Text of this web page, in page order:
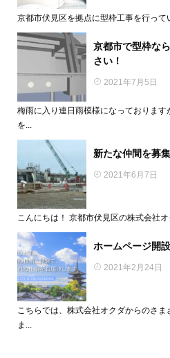
京都市伏見区を拠点に型枠工事を行っ
京都市で型枠な
さい！
2021年7月5日
梅雨に入り連日雨模様になっておりま
を...
新たな仲間を募
2021年6月7日
こんにちは！ 京都市伏見区の株式会社
ホームページ開
2021年2月24日
こちらでは、株式会社オクダからのさ
ま...